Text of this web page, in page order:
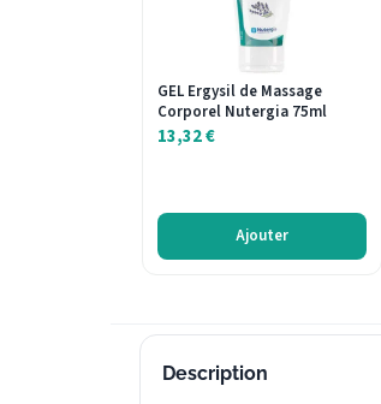
GEL Ergysil de Massage
Corporel Nutergia 75ml
13,32€
Ajouter
Description